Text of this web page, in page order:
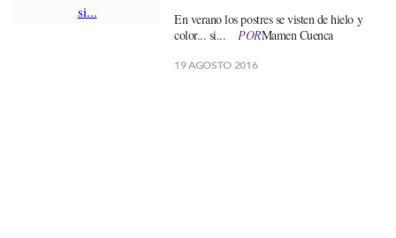
​​En verano los postres se visten de hielo y
color... si...
PORMamen Cuenca
19 AGOSTO 2016